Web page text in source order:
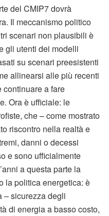
del CMIP7 dovrà
Il meccanismo politico
scenari non plausibili è
gli utenti dei modelli
su scenari preesistenti
allinearsi alle più recenti
a fare
Ora è ufficiale: le
che – come mostrato
riscontro nella realtà e
danni o decessi
e sono ufficialmente
a questa parte la
la politica energetica: è
– sicurezza degli
di energia a basso costo,